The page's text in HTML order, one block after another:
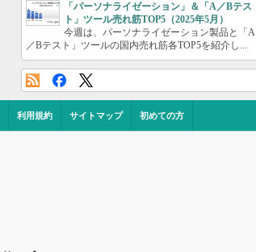
「パーソナライゼーション」＆「A／Bテス
ト」ツール売れ筋TOP5（2025年5月）
今週は、パーソナライゼーション製品と「A
／Bテスト」ツールの国内売れ筋各TOP5を紹介し...
利用規約 サイトマップ 初めての方